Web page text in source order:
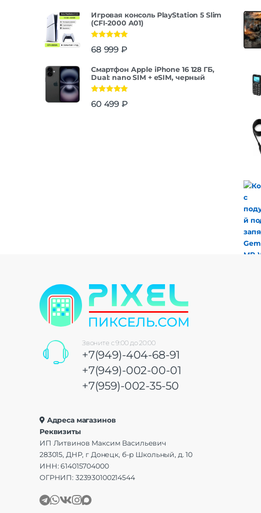
Игровая консоль PlayStation 5 Slim
(CFI-2000 A01)
из 5
68 999 ₽
Смартфон Apple iPhone 16 128 ГБ,
Dual: nano SIM + eSIM, черный
из 5
60 499 ₽
Звоните с 9:00 до 20:00
+7(949)-404-68-91
+7(949)-002-00-01
+7(959)-002-35-50
Адреса магазинов
Реквизиты
ИП Литвинов Максим Васильевич
283015, ДНР, г Донецк, б-р Школьный, д. 10
ИНН: 614015704000
ОГРНИП: 323930100214544